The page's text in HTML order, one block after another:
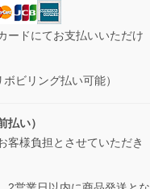
ードにてお支払いいただけ
ビリング払い可能）
払い）
客様負担とさせていただき